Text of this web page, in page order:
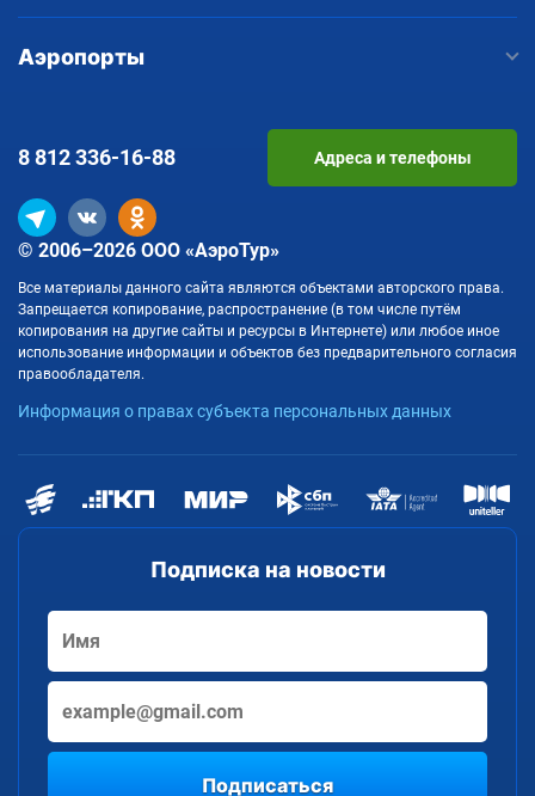
Аэропорты
Подписка на новости
Подписаться
© 2006–2026 ООО «АэроТур»
Все материалы данного сайта являются объектами авторского права.
Запрещается копирование, распространение (в том числе путём
копирования на другие сайты и ресурсы в Интернете) или любое иное
использование информации и объектов без предварительного согласия
правообладателя.
Информация о правах субъекта персональных данных
8 812336-16-88 Адреса и телефоны